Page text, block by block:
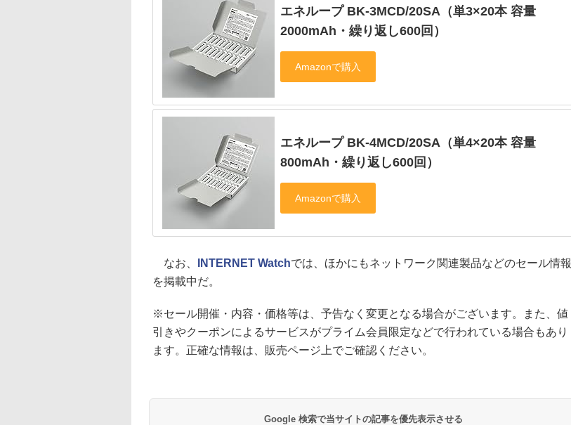
エネループ BK-3MCD/20SA（単3×20本 容量
2000mAh・繰り返し600回）
エネループ BK-4MCD/20SA（単4×20本 容量
800mAh・繰り返し600回）
なお、 INTERNET Watchでは、ほかにもネットワーク関連製品などのセール情報
を掲載中だ。
※セール開催・内容・価格等は、予告なく変更となる場合がございます。また、値
引きやクーポンによるサービスがプライム会員限定などで行われている場合もあり
ます。正確な情報は、販売ページ上でご確認ください。
Google 検索で当サイトの記事を優先表示させる